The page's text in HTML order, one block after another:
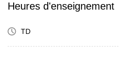
Heures d'enseignement
TD